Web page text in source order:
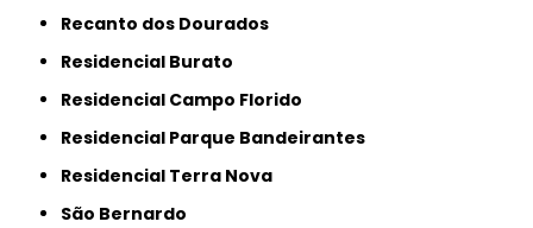
Recanto dos Dourados
Residencial Burato
Residencial Campo Florido
Residencial Parque Bandeirantes
Residencial Terra Nova
São Bernardo